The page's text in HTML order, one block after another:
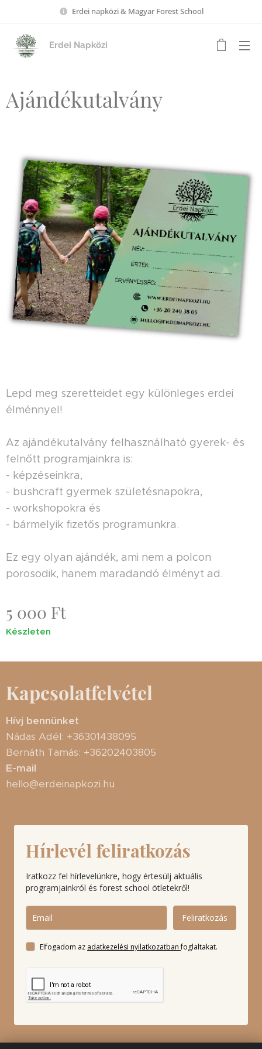
Erdei napközi & Magyar Forest School
Erdei Napközi
Ajándékutalvány
Lepd meg szeretteidet egy különleges erdei
élménnyel!
Az ajándékutalvány felhasználható gyerek- és
felnőtt programjainkra is:
- képzéseinkra,
- bushcraft gyermek születésnapokra,
- workshopokra és
- bármelyik fizetős programunkra.
Ez egy olyan ajándék, ami nem a polcon
porosodik, hanem maradandó élményt ad.
5 000 Ft
Készleten
Kapcsolatfelvétel
Hívj bennünket
Nádas Adél: +36301438095
Bernáth Tamás: +36202403805
E-mail
hello@erdeinapkozi.hu
Hírlevél feliratkozás
Iratkozz fel hírlevelünkre, hogy értesülj aktuális
programjainkról és forest school ötletekről!
Feliratkozás
Elfogadom az adatkezelési nyilatkozatbanfoglaltakat.